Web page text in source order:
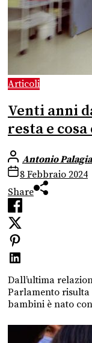
Articoli
Venti anni
resta e cosa
Antonio
8 Febbraio 2024
Share
Dall’ultima
Parlamento risulta
bambini è nato